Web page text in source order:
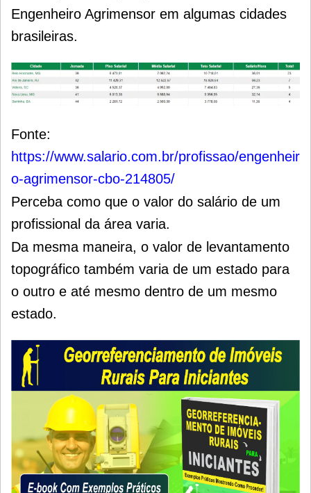
Engenheiro Agrimensor em algumas cidades
brasileiras.
Fonte:
https://www.salario.com.br/profissao/engenheir
o-agrimensor-cbo-214805/
Perceba como que o valor do salário de um
profissional da área varia.
Da mesma maneira, o valor de levantamento
topográfico também varia de um estado para
o outro e até mesmo dentro de um mesmo
estado.